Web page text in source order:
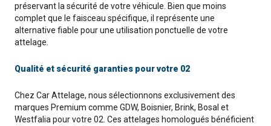
préservant la sécurité de votre véhicule. Bien que moins
complet que le faisceau spécifique, il représente une
alternative fiable pour une utilisation ponctuelle de votre
attelage.
Qualité et sécurité garanties pour votre 02
Chez Car Attelage, nous sélectionnons exclusivement des
marques Premium comme GDW, Boisnier, Brink, Bosal et
Westfalia pour votre 02. Ces attelages homologués bénéficient